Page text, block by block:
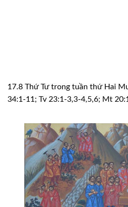
17.8 Thứ Tư trong tuần thứ Hai
34:1-11; Tv 23:1-3,3-4,5,6; Mt